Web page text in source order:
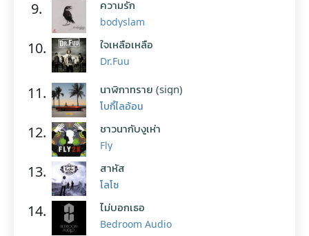
9. ความรัก
bodyslam
10. ใจเหลือเหลือ
Dr.Fuu
11. นาฬิกาทราย (sign)
โบกี้ไลอ้อน
12. ชาวนากับงูเห่า
Fly
13. สาหัส
โลโซ
14. ไม่บอกเธอ
Bedroom Audio